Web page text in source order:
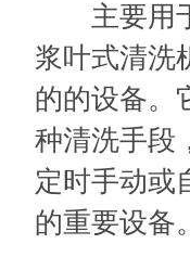
主要用于
浆叶式清洗
的的设备。
种清洗手段
定时手动或
的重要设备